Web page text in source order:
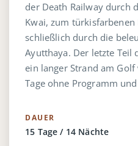
der Death Railway durch
Kwai, zum türkisfarbenen
schließlich durch die
Ayutthaya. Der letzte Teil
ein langer Strand am
Tage ohne Programm
DAUER
15 Tage / 14 Nächte